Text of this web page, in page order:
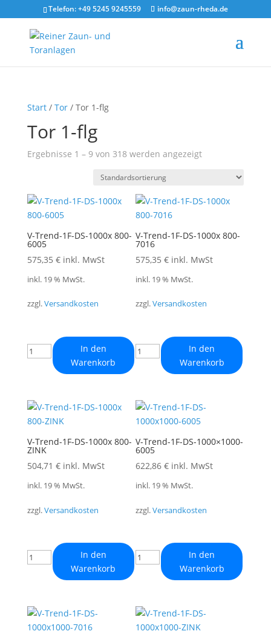
Telefon: +49 5245 9245559 info@zaun-rheda.de
Start/ Tor/ Tor 1-flg
Tor 1-flg
Ergebnisse 1 – 9 von 318 werden angezeigt
V-Trend-1F-DS-1000x 800-
6005
575,35 € inkl. MwSt
inkl. 19 % MwSt.
zzgl.Versandkosten
In den
Warenkorb
V-Trend-1F-DS-1000x 800-
7016
575,35 € inkl. MwSt
inkl. 19 % MwSt.
zzgl.Versandkosten
In den
Warenkorb
V-Trend-1F-DS-1000x 800-
ZINK
504,71 € inkl. MwSt
inkl. 19 % MwSt.
zzgl.Versandkosten
In den
Warenkorb
V-Trend-1F-DS-1000×1000-
6005
622,86 € inkl. MwSt
inkl. 19 % MwSt.
zzgl.Versandkosten
In den
Warenkorb